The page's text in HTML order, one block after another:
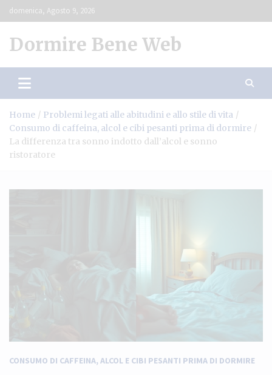
Skip
to
domenica, Agosto 9, 2026
Dormire Bene Web
Home
Problemi legati alle abitudini e allo stile di vita
Consumo di caffeina, alcol e cibi pesanti prima di dormire
La differenza tra sonno indotto dall’alcol e sonno
ristoratore
CONSUMO DI CAFFEINA, ALCOL E CIBI PESANTI PRIMA DI DORMIRE